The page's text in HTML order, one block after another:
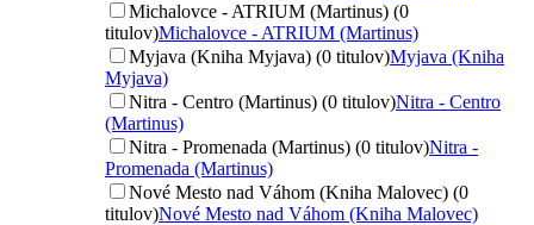
Michalovce - ATRIUM (Martinus) (0
titulov)Michalovce - ATRIUM (Martinus)
Myjava (Kniha Myjava) (0 titulov)Myjava (Kniha
Myjava)
Nitra - Centro (Martinus) (0 titulov)Nitra - Centro
(Martinus)
Nitra - Promenada (Martinus) (0 titulov)Nitra -
Promenada (Martinus)
Nové Mesto nad Váhom (Kniha Malovec) (0
titulov)Nové Mesto nad Váhom (Kniha Malovec)